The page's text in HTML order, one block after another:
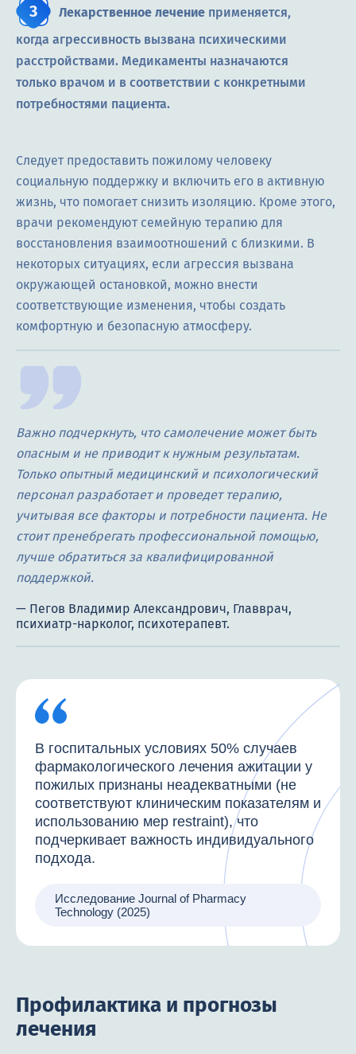
Лекарственное лечение применяется,
когда агрессивность вызвана психическими
расстройствами. Медикаменты назначаются
только врачом и в соответствии с конкретными
потребностями пациента.
Следует предоставить пожилому человеку
социальную поддержку и включить его в активную
жизнь, что помогает снизить изоляцию. Кроме этого,
врачи рекомендуют семейную терапию для
восстановления взаимоотношений с близкими. В
некоторых ситуациях, если агрессия вызвана
окружающей остановкой, можно внести
соответствующие изменения, чтобы создать
комфортную и безопасную атмосферу.
Важно подчеркнуть, что самолечение может быть
опасным и не приводит к нужным результатам.
Только опытный медицинский и психологический
персонал разработает и проведет терапию,
учитывая все факторы и потребности пациента. Не
стоит пренебрегать профессиональной помощью,
лучше обратиться за квалифицированной
поддержкой.
В госпитальных условиях 50% случаев
фармакологического лечения ажитации у
пожилых признаны неадекватными (не
соответствуют клиническим показателям и
использованию мер restraint), что
подчеркивает важность индивидуального
подхода.
Исследование Journal of Pharmacy
Technology (2025)
Профилактика и прогнозы
лечения